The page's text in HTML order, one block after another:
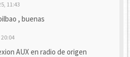
11:43
, buenas
20:04
AUX en radio de origen